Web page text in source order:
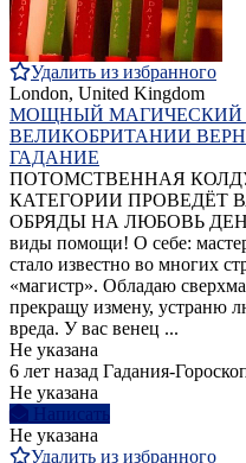
Удалить из избранного
London, United Kingdom
МОЩНЫЙ МАГИЧЕСКИЙ
ВЕЛИКОБРИТАНИИ
ГАДАНИЕ
ПОТОМСТВЕННАЯ
КАТЕГОРИИ ПРОВЕДЁТ
ОБРЯДЫ НА ЛЮБОВЬ
виды помощи! О себе:
стало известно во многих
«магистр». Обладаю
прекращу измену, устраню
вреда. У вас венец ...
Не указана
6 лет назад Гадания-
Не указана
Написать
Не указана
Удалить из избранного